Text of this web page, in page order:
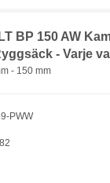
BP 150 AW
- Varje
- 150 mm
PWW